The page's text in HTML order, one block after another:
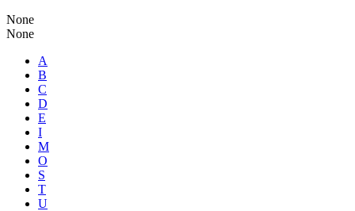
None
None
A
B
C
D
E
I
M
O
S
T
U